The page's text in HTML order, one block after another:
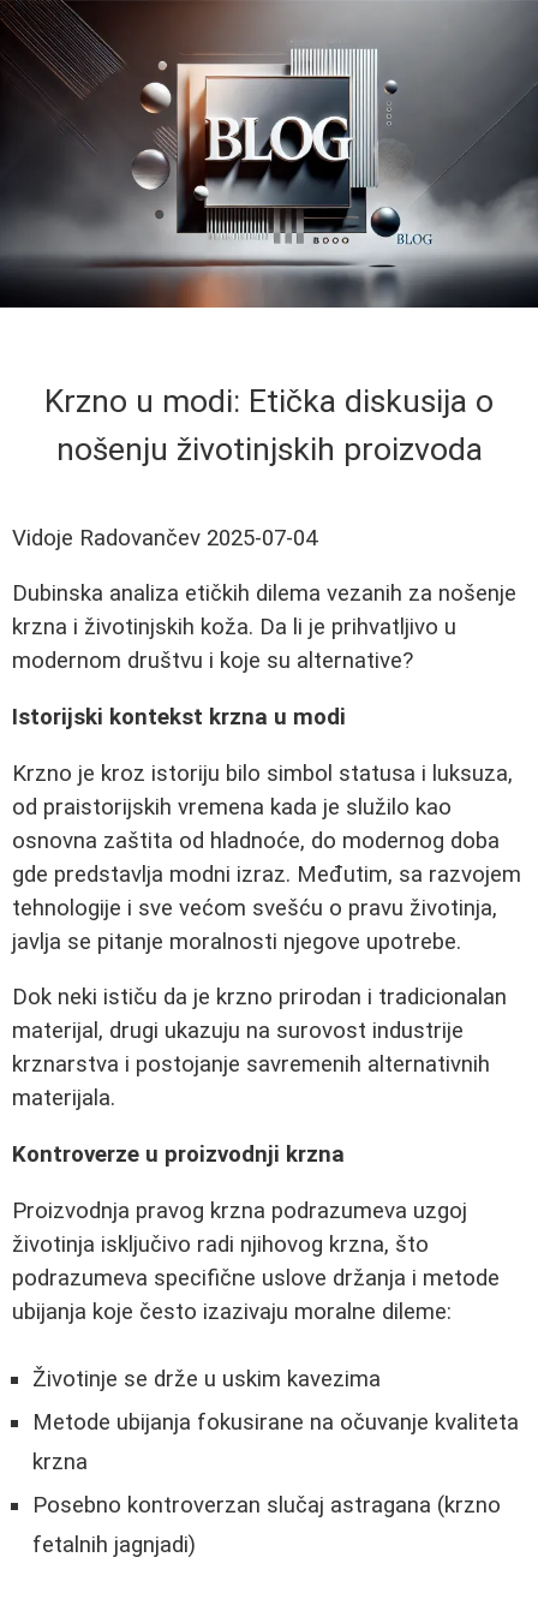
Krzno u modi: Etička diskusija o
nošenju životinjskih proizvoda
Vidoje Radovančev 2025-07-04
Dubinska analiza etičkih dilema vezanih za nošenje
krzna i životinjskih koža. Da li je prihvatljivo u
modernom društvu i koje su alternative?
Istorijski kontekst krzna u modi
Krzno je kroz istoriju bilo simbol statusa i luksuza,
od praistorijskih vremena kada je služilo kao
osnovna zaštita od hladnoće, do modernog doba
gde predstavlja modni izraz. Međutim, sa razvojem
tehnologije i sve većom svešću o pravu životinja,
javlja se pitanje moralnosti njegove upotrebe.
Dok neki ističu da je krzno prirodan i tradicionalan
materijal, drugi ukazuju na surovost industrije
krznarstva i postojanje savremenih alternativnih
materijala.
Kontroverze u proizvodnji krzna
Proizvodnja pravog krzna podrazumeva uzgoj
životinja isključivo radi njihovog krzna, što
podrazumeva specifične uslove držanja i metode
ubijanja koje često izazivaju moralne dileme:
Životinje se drže u uskim kavezima
Metode ubijanja fokusirane na očuvanje kvaliteta
krzna
Posebno kontroverzan slučaj astragana (krzno
fetalnih jagnjadi)